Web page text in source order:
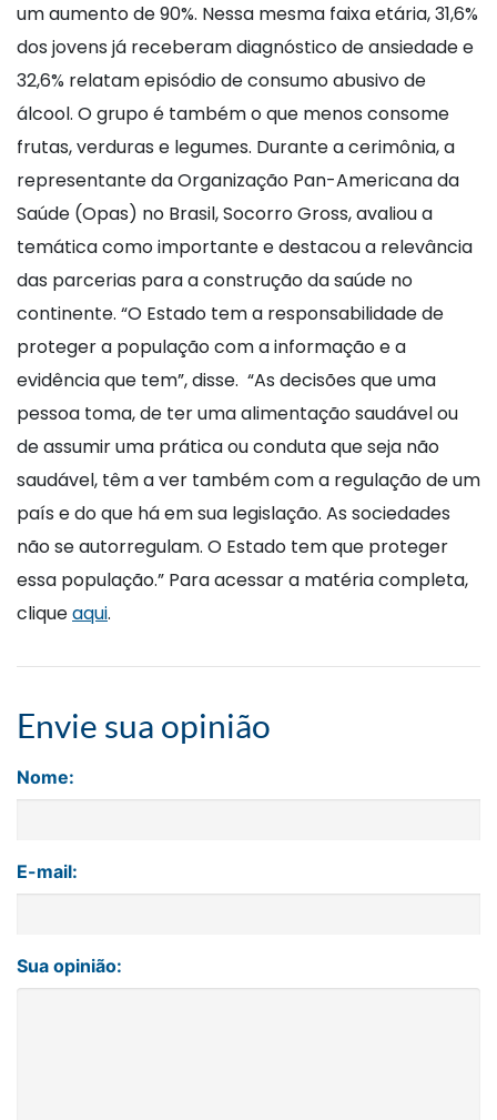
um aumento de 90%. Nessa mesma faixa etária, 31,6%
dos jovens já receberam diagnóstico de ansiedade e
32,6% relatam episódio de consumo abusivo de
álcool. O grupo é também o que menos consome
frutas, verduras e legumes. Durante a cerimônia, a
representante da Organização Pan-Americana da
Saúde (Opas) no Brasil, Socorro Gross, avaliou a
temática como importante e destacou a relevância
das parcerias para a construção da saúde no
continente. “O Estado tem a responsabilidade de
proteger a população com a informação e a
evidência que tem”, disse. “As decisões que uma
pessoa toma, de ter uma alimentação saudável ou
de assumir uma prática ou conduta que seja não
saudável, têm a ver também com a regulação de um
país e do que há em sua legislação. As sociedades
não se autorregulam. O Estado tem que proteger
essa população.” Para acessar a matéria completa,
cliqueaqui.
Envie sua opinião
Nome:
E-mail:
Sua opinião: